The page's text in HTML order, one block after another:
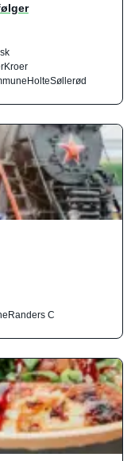
Kroer
HolteSøllerød
Randers C